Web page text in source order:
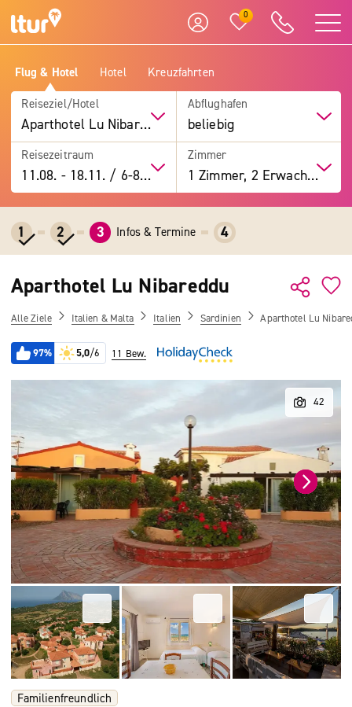
0
Flug & Hotel Hotel Kreuzfahrten
Reiseziel/Hotel
Aparthotel Lu Nibareddu
Abflughafen
beliebig
Reisezeitraum
11.08. -18.11. / 6-8 Tage
Zimmer
1 Zimmer, 2 Erwachsene
1 2 3 Infos & Termine 4
Aparthotel Lu Nibareddu
Alle Ziele Italien & Malta Italien Sardinien Aparthotel Lu
97% 5,0/6 11 Bew.
Familienfreundlich